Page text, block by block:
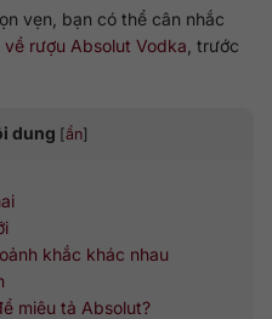
vẹn, bạn có thể cân nhắc
rượu Absolut Vodka , trước
dung [ẩn]
khắc khác nhau
miêu tả Absolut?